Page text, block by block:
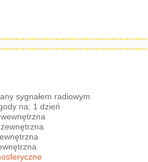
sygnałem radiowym
na: 1 dzień